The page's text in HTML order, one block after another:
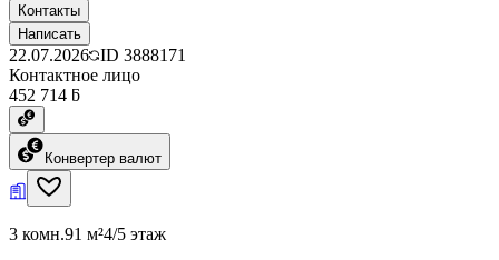
Контакты
Написать
22.07.2026 ID 3888171
Контактное лицо
452 714 ƃ
Конвертер валют
3 комн.91 м²4/5 этаж